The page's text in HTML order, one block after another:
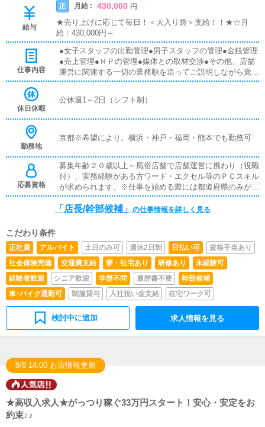
給与
正 月給 : 430,000 円
★売り上げに応じて毎日！＜大入り袋＞支給！！★☆月
給：430,000円～
仕事内容
●女子スタッフの出勤管理●男子スタッフの管理●金銭管理
●売上管理●ＨＰの管理●媒体との取材交渉●その他、店舗
運営に関連する一切の業務順を追ってご説明しながら覚え
ていって頂くのでご安心ください。
休日休暇
公休週1～2日（シフト制）
勤務地
京都※希望により。横浜・神戸・福岡・熊本でも勤務可
応募資格
募集年齢２０歳以上～風俗店舗で店舗運営に携わり（役職
付）、実務経験がある方ワード・エクセル等のＰＣスキル
が求められます。※仕事を始める際には都道府県のみが記
載された住民票記載事項証明書又は顔写真付きの運転免許
証或いはパスポートが必要です。（住民票記載事項証明書
「店長/幹部候補」 の仕事情報を詳しく見る
こだわり条件
正社員 アルバイト 土日のみ可 週休2日制 日払い可
資格手当あり
社会保険完備
交通費支給 寮・社宅あり 研修あり
未経験可
経験者歓迎
シニア歓迎 学歴不問 履歴書不要
幹部候補
車･バイク通勤可
制服貸与 入社祝い金支給 在宅ワーク可
検討中に追加 求人情報を見る
8/8 14:00 お店情報更新
★高収入求人★がっつり稼ぐ33万円スタート！安心・安定をお
約束♪♪